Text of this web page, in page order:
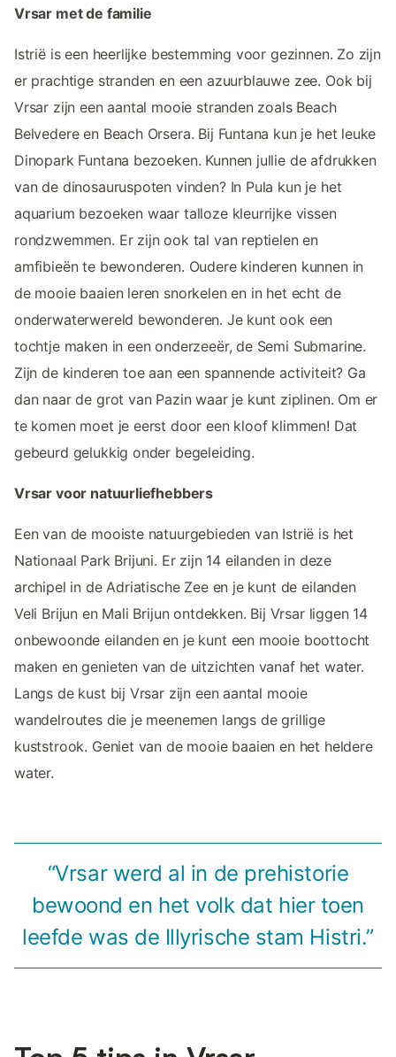
Vrsar met de familie
Istrië is een heerlijke bestemming voor gezinnen. Zo zijn
er prachtige stranden en een azuurblauwe zee. Ook bij
Vrsar zijn een aantal mooie stranden zoals Beach
Belvedere en Beach Orsera. Bij Funtana kun je het leuke
Dinopark Funtana bezoeken. Kunnen jullie de afdrukken
van de dinosauruspoten vinden? In Pula kun je het
aquarium bezoeken waar talloze kleurrijke vissen
rondzwemmen. Er zijn ook tal van reptielen en
amfibieën te bewonderen. Oudere kinderen kunnen in
de mooie baaien leren snorkelen en in het echt de
onderwaterwereld bewonderen. Je kunt ook een
tochtje maken in een onderzeeër, de Semi Submarine.
Zijn de kinderen toe aan een spannende activiteit? Ga
dan naar de grot van Pazin waar je kunt ziplinen. Om er
te komen moet je eerst door een kloof klimmen! Dat
gebeurd gelukkig onder begeleiding.
Vrsar voor natuurliefhebbers
Een van de mooiste natuurgebieden van Istrië is het
Nationaal Park Brijuni. Er zijn 14 eilanden in deze
archipel in de Adriatische Zee en je kunt de eilanden
Veli Brijun en Mali Brijun ontdekken. Bij Vrsar liggen 14
onbewoonde eilanden en je kunt een mooie boottocht
maken en genieten van de uitzichten vanaf het water.
Langs de kust bij Vrsar zijn een aantal mooie
wandelroutes die je meenemen langs de grillige
kuststrook. Geniet van de mooie baaien en het heldere
water.
“Vrsar werd al in de prehistorie
bewoond en het volk dat hier toen
leefde was de Illyrische stam Histri.”